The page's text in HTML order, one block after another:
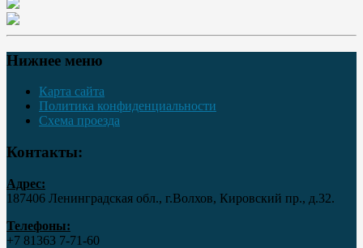
Нижнее меню
Карта сайта
Политика конфиденциальности
Схема проезда
Контакты:
Адрес:
187406 Ленинградская обл., г.Волхов, Кировский пр., д.32.
Телефоны:
+7 81363 7‑71-60